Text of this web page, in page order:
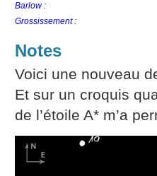
Barlow :
Grossissement :
Notes
Voici une nouveau
Et sur un croquis
de l’étoile A* m’a